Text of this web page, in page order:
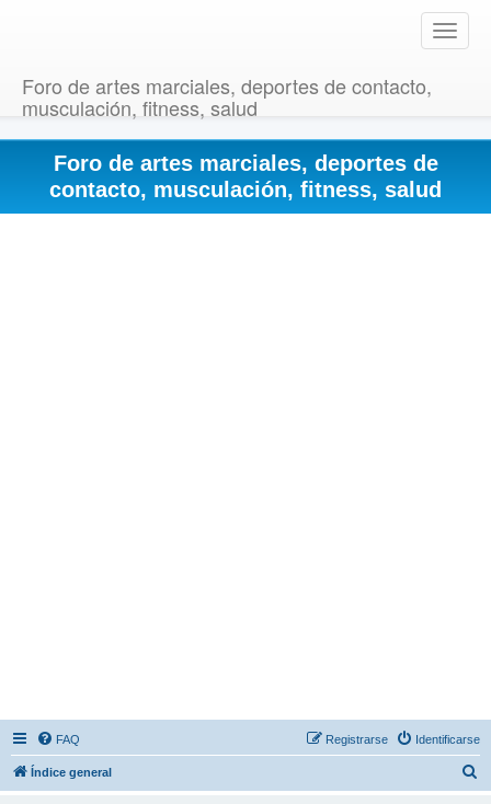
T
o
e
v
Foro de artes marciales, deportes de contacto,
musculación, fitness, salud
Foro de artes marciales, deportes de
contacto, musculación, fitness, salud
FAQ Identificarse
Registrarse
Índice general